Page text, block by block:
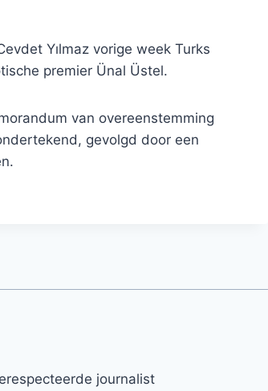
Yılmaz vorige week Turks
premier Ünal Üstel.
van overeenstemming
gevolgd door een
journalist